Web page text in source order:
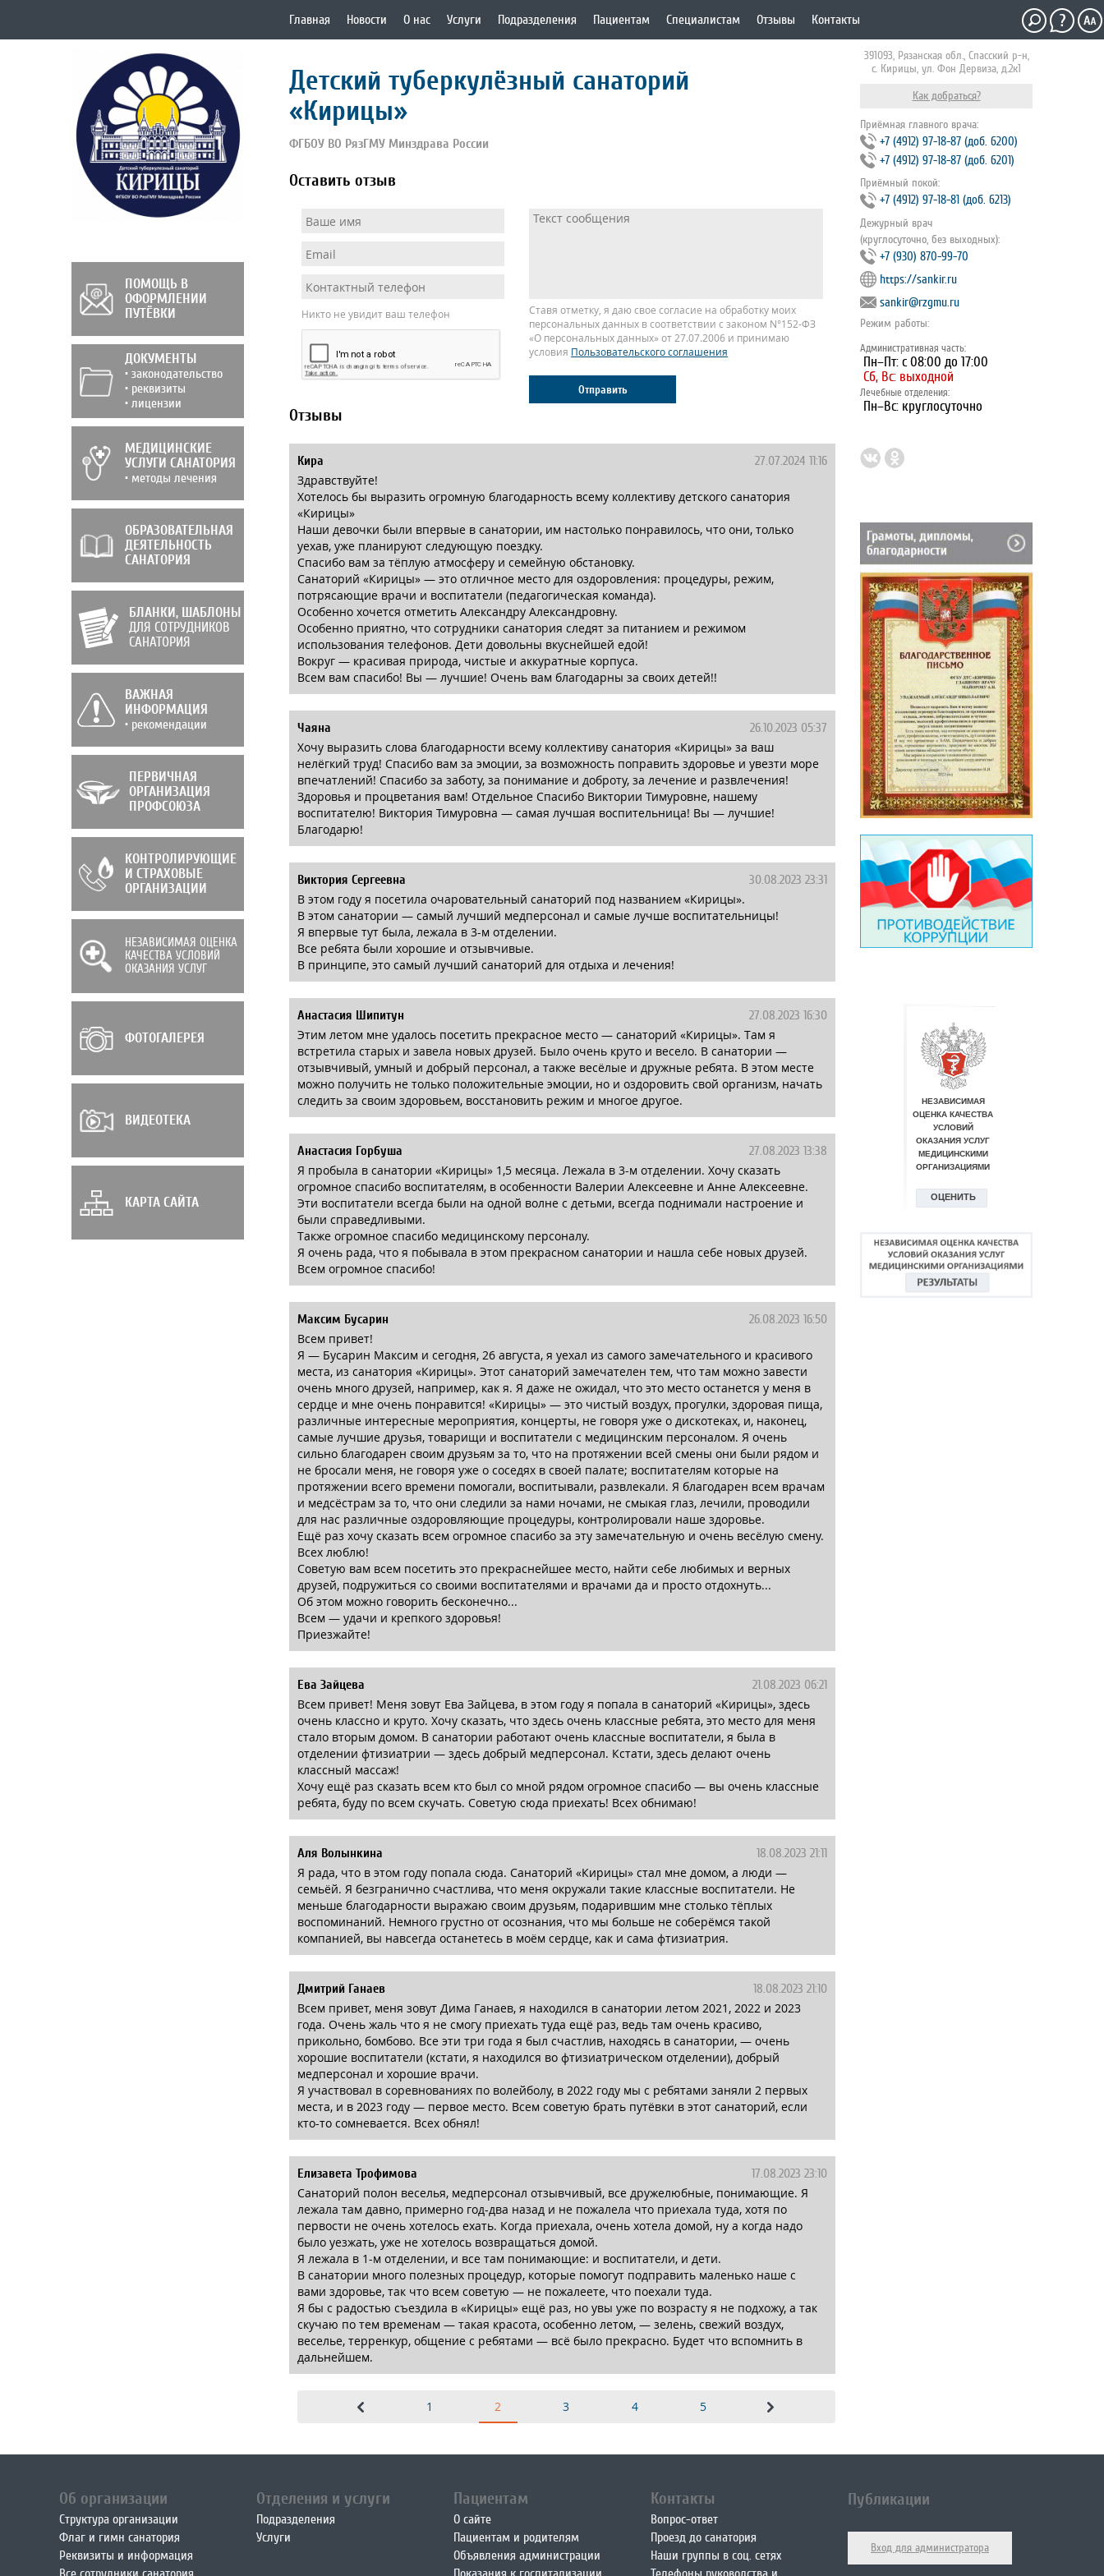
Главная Новости О нас Услуги Подразделения Пациентам Специалистам Отзывы Контакты
ПОМОЩЬ В
ОФОРМЛЕНИИ
ПУТЁВКИ
ДОКУМЕНТЫ
• законодательство
• реквизиты
• лицензии
МЕДИЦИНСКИЕ
УСЛУГИ САНАТОРИЯ
• методы лечения
ОБРАЗОВАТЕЛЬНАЯ
ДЕЯТЕЛЬНОСТЬ
САНАТОРИЯ
БЛАНКИ, ШАБЛОНЫ
ДЛЯ СОТРУДНИКОВ
САНАТОРИЯ
ВАЖНАЯ
ИНФОРМАЦИЯ
• рекомендации
ПЕРВИЧНАЯ
ОРГАНИЗАЦИЯ
ПРОФСОЮЗА
КОНТРОЛИРУЮЩИЕ
И СТРАХОВЫЕ
ОРГАНИЗАЦИИ
НЕЗАВИСИМАЯ ОЦЕНКА
КАЧЕСТВА УСЛОВИЙ
ОКАЗАНИЯ УСЛУГ
ФОТОГАЛЕРЕЯ
ВИДЕОТЕКА
КАРТА САЙТА
Детский туберкулёзный санаторий
«Кирицы»
ФГБОУ ВО РязГМУ Минздрава России
Оставить отзыв
Никто не увидит ваш телефон
Ставя отметку, я даю свое согласие на обработку моих
персональных данных в соответствии с законом N°152-ФЗ
«О персональных данных» от 27.07.2006 и принимаю
условия Пользовательского соглашения
Отправить
Отзывы
Кира 27.07.2024 11:16
Здравствуйте!
Хотелось бы выразить огромную благодарность всему коллективу детского санатория
«Кирицы»
Наши девочки были впервые в санатории, им настолько понравилось, что они, только
уехав, уже планируют следующую поездку.
Спасибо вам за тёплую атмосферу и семейную обстановку.
Санаторий «Кирицы» — это отличное место для оздоровления: процедуры, режим,
потрясающие врачи и воспитатели (педагогическая команда).
Особенно хочется отметить Александру Александровну.
Особенно приятно, что сотрудники санатория следят за питанием и режимом
использования телефонов. Дети довольны вкуснейшей едой!
Вокруг — красивая природа, чистые и аккуратные корпуса.
Всем вам спасибо! Вы — лучшие! Очень вам благодарны за своих детей!!
Чаяна 26.10.2023 05:37
Хочу выразить слова благодарности всему коллективу санатория «Кирицы» за ваш
нелёгкий труд! Спасибо вам за эмоции, за возможность поправить здоровье и увезти море
впечатлений! Спасибо за заботу, за понимание и доброту, за лечение и развлечения!
Здоровья и процветания вам! Отдельное Спасибо Виктории Тимуровне, нашему
воспитателю! Виктория Тимуровна — самая лучшая воспительница! Вы — лучшие!
Благодарю!
Виктория Сергеевна 30.08.2023 23:31
В этом году я посетила очаровательный санаторий под названием «Кирицы».
В этом санатории — самый лучший медперсонал и самые лучше воспитательницы!
Я впервые тут была, лежала в 3-м отделении.
Все ребята были хорошие и отзывчивые.
В принципе, это самый лучший санаторий для отдыха и лечения!
Анастасия Шипитун 27.08.2023 16:30
Этим летом мне удалось посетить прекрасное место — санаторий «Кирицы». Там я
встретила старых и завела новых друзей. Было очень круто и весело. В санатории —
отзывчивый, умный и добрый персонал, а также весёлые и дружные ребята. В этом месте
можно получить не только положительные эмоции, но и оздоровить свой организм, начать
следить за своим здоровьем, восстановить режим и многое другое.
Анастасия Горбуша 27.08.2023 13:38
Я пробыла в санатории «Кирицы» 1,5 месяца. Лежала в 3-м отделении. Хочу сказать
огромное спасибо воспитателям, в особенности Валерии Алексеевне и Анне Алексеевне.
Эти воспитатели всегда были на одной волне с детьми, всегда поднимали настроение и
были справедливыми.
Также огромное спасибо медицинскому персоналу.
Я очень рада, что я побывала в этом прекрасном санатории и нашла себе новых друзей.
Всем огромное спасибо!
Максим Бусарин 26.08.2023 16:50
Всем привет!
Я — Бусарин Максим и сегодня, 26 августа, я уехал из самого замечательного и красивого
места, из санатория «Кирицы». Этот санаторий замечателен тем, что там можно завести
очень много друзей, например, как я. Я даже не ожидал, что это место останется у меня в
сердце и мне очень понравится! «Кирицы» — это чистый воздух, прогулки, здоровая пища,
различные интересные мероприятия, концерты, не говоря уже о дискотеках, и, наконец,
самые лучшие друзья, товарищи и воспитатели с медицинским персоналом. Я очень
сильно благодарен своим друзьям за то, что на протяжении всей смены они были рядом и
не бросали меня, не говоря уже о соседях в своей палате; воспитателям которые на
протяжении всего времени помогали, воспитывали, развлекали. Я благодарен всем врачам
и медсёстрам за то, что они следили за нами ночами, не смыкая глаз, лечили, проводили
для нас различные оздоровляющие процедуры, контролировали наше здоровье.
Ещё раз хочу сказать всем огромное спасибо за эту замечательную и очень весёлую смену.
Всех люблю!
Советую вам всем посетить это прекраснейшее место, найти себе любимых и верных
друзей, подружиться со своими воспитателями и врачами да и просто отдохнуть...
Об этом можно говорить бесконечно...
Всем — удачи и крепкого здоровья!
Приезжайте!
Ева Зайцева 21.08.2023 06:21
Всем привет! Меня зовут Ева Зайцева, в этом году я попала в санаторий «Кирицы», здесь
очень классно и круто. Хочу сказать, что здесь очень классные ребята, это место для меня
стало вторым домом. В санатории работают очень классные воспитатели, я была в
отделении фтизиатрии — здесь добрый медперсонал. Кстати, здесь делают очень
классный массаж!
Хочу ещё раз сказать всем кто был со мной рядом огромное спасибо — вы очень классные
ребята, буду по всем скучать. Советую сюда приехать! Всех обнимаю!
Аля Волынкина 18.08.2023 21:11
Я рада, что в этом году попала сюда. Санаторий «Кирицы» стал мне домом, а люди —
семьёй. Я безгранично счастлива, что меня окружали такие классные воспитатели. Не
меньше благодарности выражаю своим друзьям, подарившим мне столько тёплых
воспоминаний. Немного грустно от осознания, что мы больше не соберёмся такой
компанией, вы навсегда останетесь в моём сердце, как и сама фтизиатрия.
Дмитрий Ганаев 18.08.2023 21:10
Всем привет, меня зовут Дима Ганаев, я находился в санатории летом 2021, 2022 и 2023
года. Очень жаль что я не смогу приехать туда ещё раз, ведь там очень красиво,
прикольно, бомбово. Все эти три года я был счастлив, находясь в санатории, — очень
хорошие воспитатели (кстати, я находился во фтизиатрическом отделении), добрый
медперсонал и хорошие врачи.
Я участвовал в соревнованиях по волейболу, в 2022 году мы с ребятами заняли 2 первых
места, и в 2023 году — первое место. Всем советую брать путёвки в этот санаторий, если
кто-то сомневается. Всех обнял!
Елизавета Трофимова 17.08.2023 23:10
Санаторий полон веселья, медперсонал отзывчивый, все дружелюбные, понимающие. Я
лежала там давно, примерно год-два назад и не пожалела что приехала туда, хотя по
первости не очень хотелось ехать. Когда приехала, очень хотела домой, ну а когда надо
было уезжать, уже не хотелось возвращаться домой.
Я лежала в 1-м отделении, и все там понимающие: и воспитатели, и дети.
В санатории много полезных процедур, которые помогут подправить маленько наше с
вами здоровье, так что всем советую — не пожалеете, что поехали туда.
Я бы с радостью съездила в «Кирицы» ещё раз, но увы уже по возрасту я не подхожу, а так
скучаю по тем временам — такая красота, особенно летом, — зелень, свежий воздух,
веселье, терренкур, общение с ребятами — всё было прекрасно. Будет что вспомнить в
дальнейшем.
1 2 3 4 5
391093, Рязанская обл., Спасский р-н,
с. Кирицы, ул. Фон Дервиза, д.2к1
Как добраться?
Приёмная главного врача:
+7 (4912) 97‐18‐87 (доб. 6200)
+7 (4912) 97‐18‐87 (доб. 6201)
Приёмный покой:
+7 (4912) 97‐18‐81 (доб. 6213)
Дежурный врач
(круглосуточно, без выходных):
+7 (930) 870-99-70
https://sankir.ru
sankir@rzgmu.ru
Режим работы:
Административная часть:
Пн–Пт: с 08:00 до 17:00
Сб, Вс: выходной
Лечебные отделения:
Пн–Вс: круглосуточно
Об организации
Структура организации
Флаг и гимн санатория
Реквизиты и информация
Отделения и услуги
Подразделения
Услуги
Пациентам
О сайте
Пациентам и родителям
Объявления администрации
Контакты
Вопрос-ответ
Проезд до санатория
Наши группы в соц. сетях
Публикации
Вход для администратора